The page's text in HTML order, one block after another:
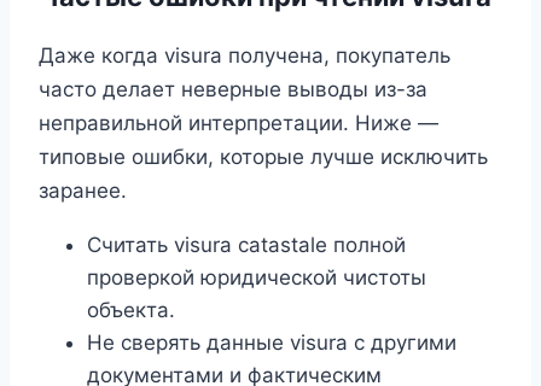
Даже когда visura получена, покупатель
часто делает неверные выводы из-за
неправильной интерпретации. Ниже —
типовые ошибки, которые лучше исключить
заранее.
Считать visura catastale полной
проверкой юридической чистоты
объекта.
Не сверять данные visura с другими
документами и фактическим